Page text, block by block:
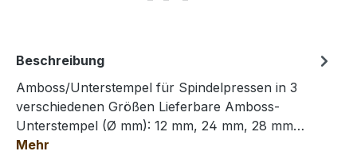
Beschreibung
Amboss/Unterstempel für Spindelpressen in 3
verschiedenen Größen Lieferbare Amboss-
Unterstempel (Ø mm): 12 mm, 24 mm, 28 mm…
Mehr